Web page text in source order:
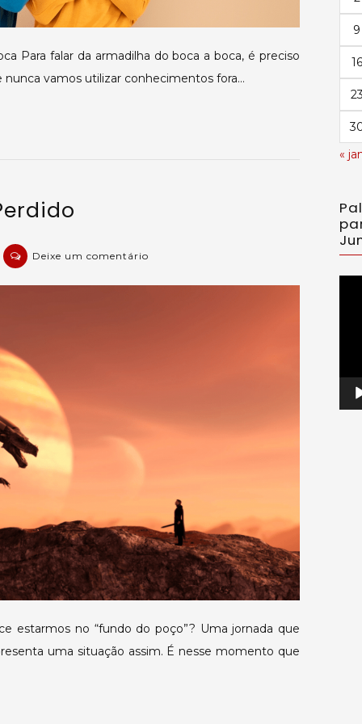
Para falar da armadilha do boca a boca, é preciso
vamos utilizar conhecimentos fora…
Deixe um comentário
estarmos no “fundo do poço”? Uma jornada que
uma situação assim. É nesse momento que
9
16
23
«